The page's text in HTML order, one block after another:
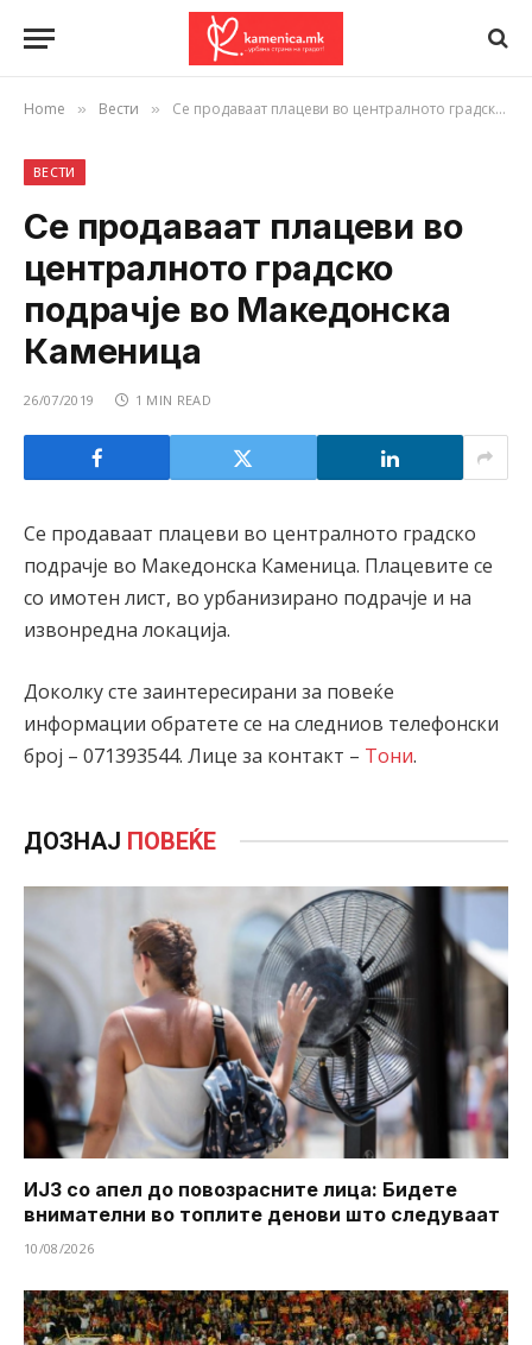
Home » Вести » Се продаваат плацеви во централното градско подрачје во Македонска Каменица
ВЕСТИ
Се продаваат плацеви во
централното градско
подрачје во Македонска
Каменица
26/07/2019 1 MIN READ
Се продаваат плацеви во централното градско
подрачје во Македонска Каменица. Плацевите се
со имотен лист, во урбанизирано подрачје и на
извонредна локација.
Доколку сте заинтересирани за повеќе
информации обратете се на следниов телефонски
број – 071393544. Лице за контакт – Тони.
ДОЗНАЈ ПОВЕЌЕ
ИЈЗ со апел до повозрасните лица: Бидете
внимателни во топлите денови што следуваат
10/08/2026